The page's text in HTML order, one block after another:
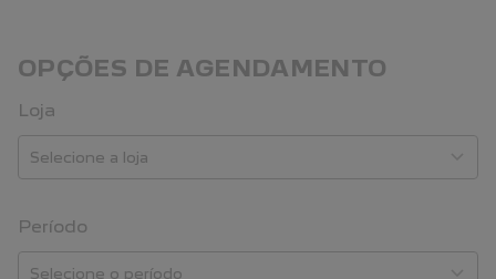
OPÇÕES DE AGENDAMENTO
Loja
Período